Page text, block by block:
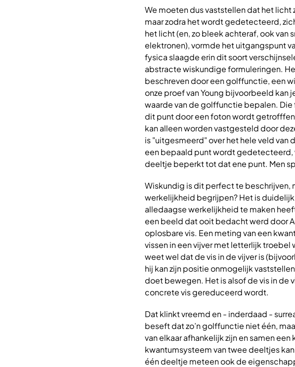
We moeten dus vaststellen dat het
maar zodra het wordt gedetecteerd,
het licht (en, zo bleek achteraf, ook
elektronen), vormde het uitgangspunt
fysica slaagde erin dit soort
abstracte wiskundige formuleringen.
beschreven door een golffunctie, een
onze proef van Young bijvoorbeeld kan
waarde van de golffunctie bepalen.
dit punt door een foton wordt
kan alleen worden vastgesteld door
is "uitgesmeerd" over het hele veld
een bepaald punt wordt gedetecteerd,
deeltje beperkt tot dat ene punt. Men
Wiskundig is dit perfect te beschrijven,
werkelijkheid begrijpen? Het is
alledaagse werkelijkheid te maken
een beeld dat ooit bedacht werd door
oplosbare vis. Een meting van een
vissen in een vijver met letterlijk troebel
weet wel dat de vis in de vijver is
hij kan zijn positie onmogelijk
doet bewegen. Het is alsof de vis in de
concrete vis gereduceerd wordt.
Dat klinkt vreemd en - inderdaad -
beseft dat zo’n golffunctie niet één,
van elkaar afhankelijk zijn en samen
kwantumsysteem van twee deeltjes
één deeltje meteen ook de